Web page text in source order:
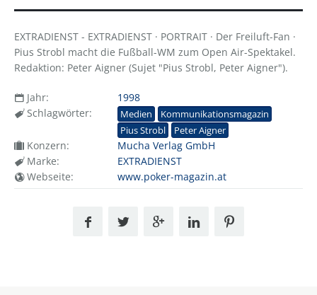
EXTRADIENST - EXTRADIENST · PORTRAIT · Der Freiluft-Fan ·
Pius Strobl macht die Fußball-WM zum Open Air-Spektakel.
Redaktion: Peter Aigner (Sujet "Pius Strobl, Peter Aigner").
Jahr:
1998
Schlagwörter:
Medien
Kommunikationsmagazin
Pius Strobl
Peter Aigner
Konzern:
Mucha Verlag GmbH
Marke:
EXTRADIENST
Webseite:
www.poker-magazin.at